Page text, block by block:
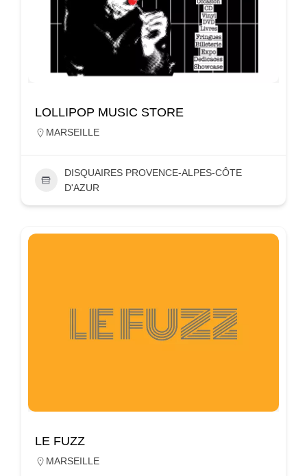
LOLLIPOP MUSIC STORE
MARSEILLE
DISQUAIRES PROVENCE-ALPES-CÔTE
D'AZUR
LE FUZZ
MARSEILLE